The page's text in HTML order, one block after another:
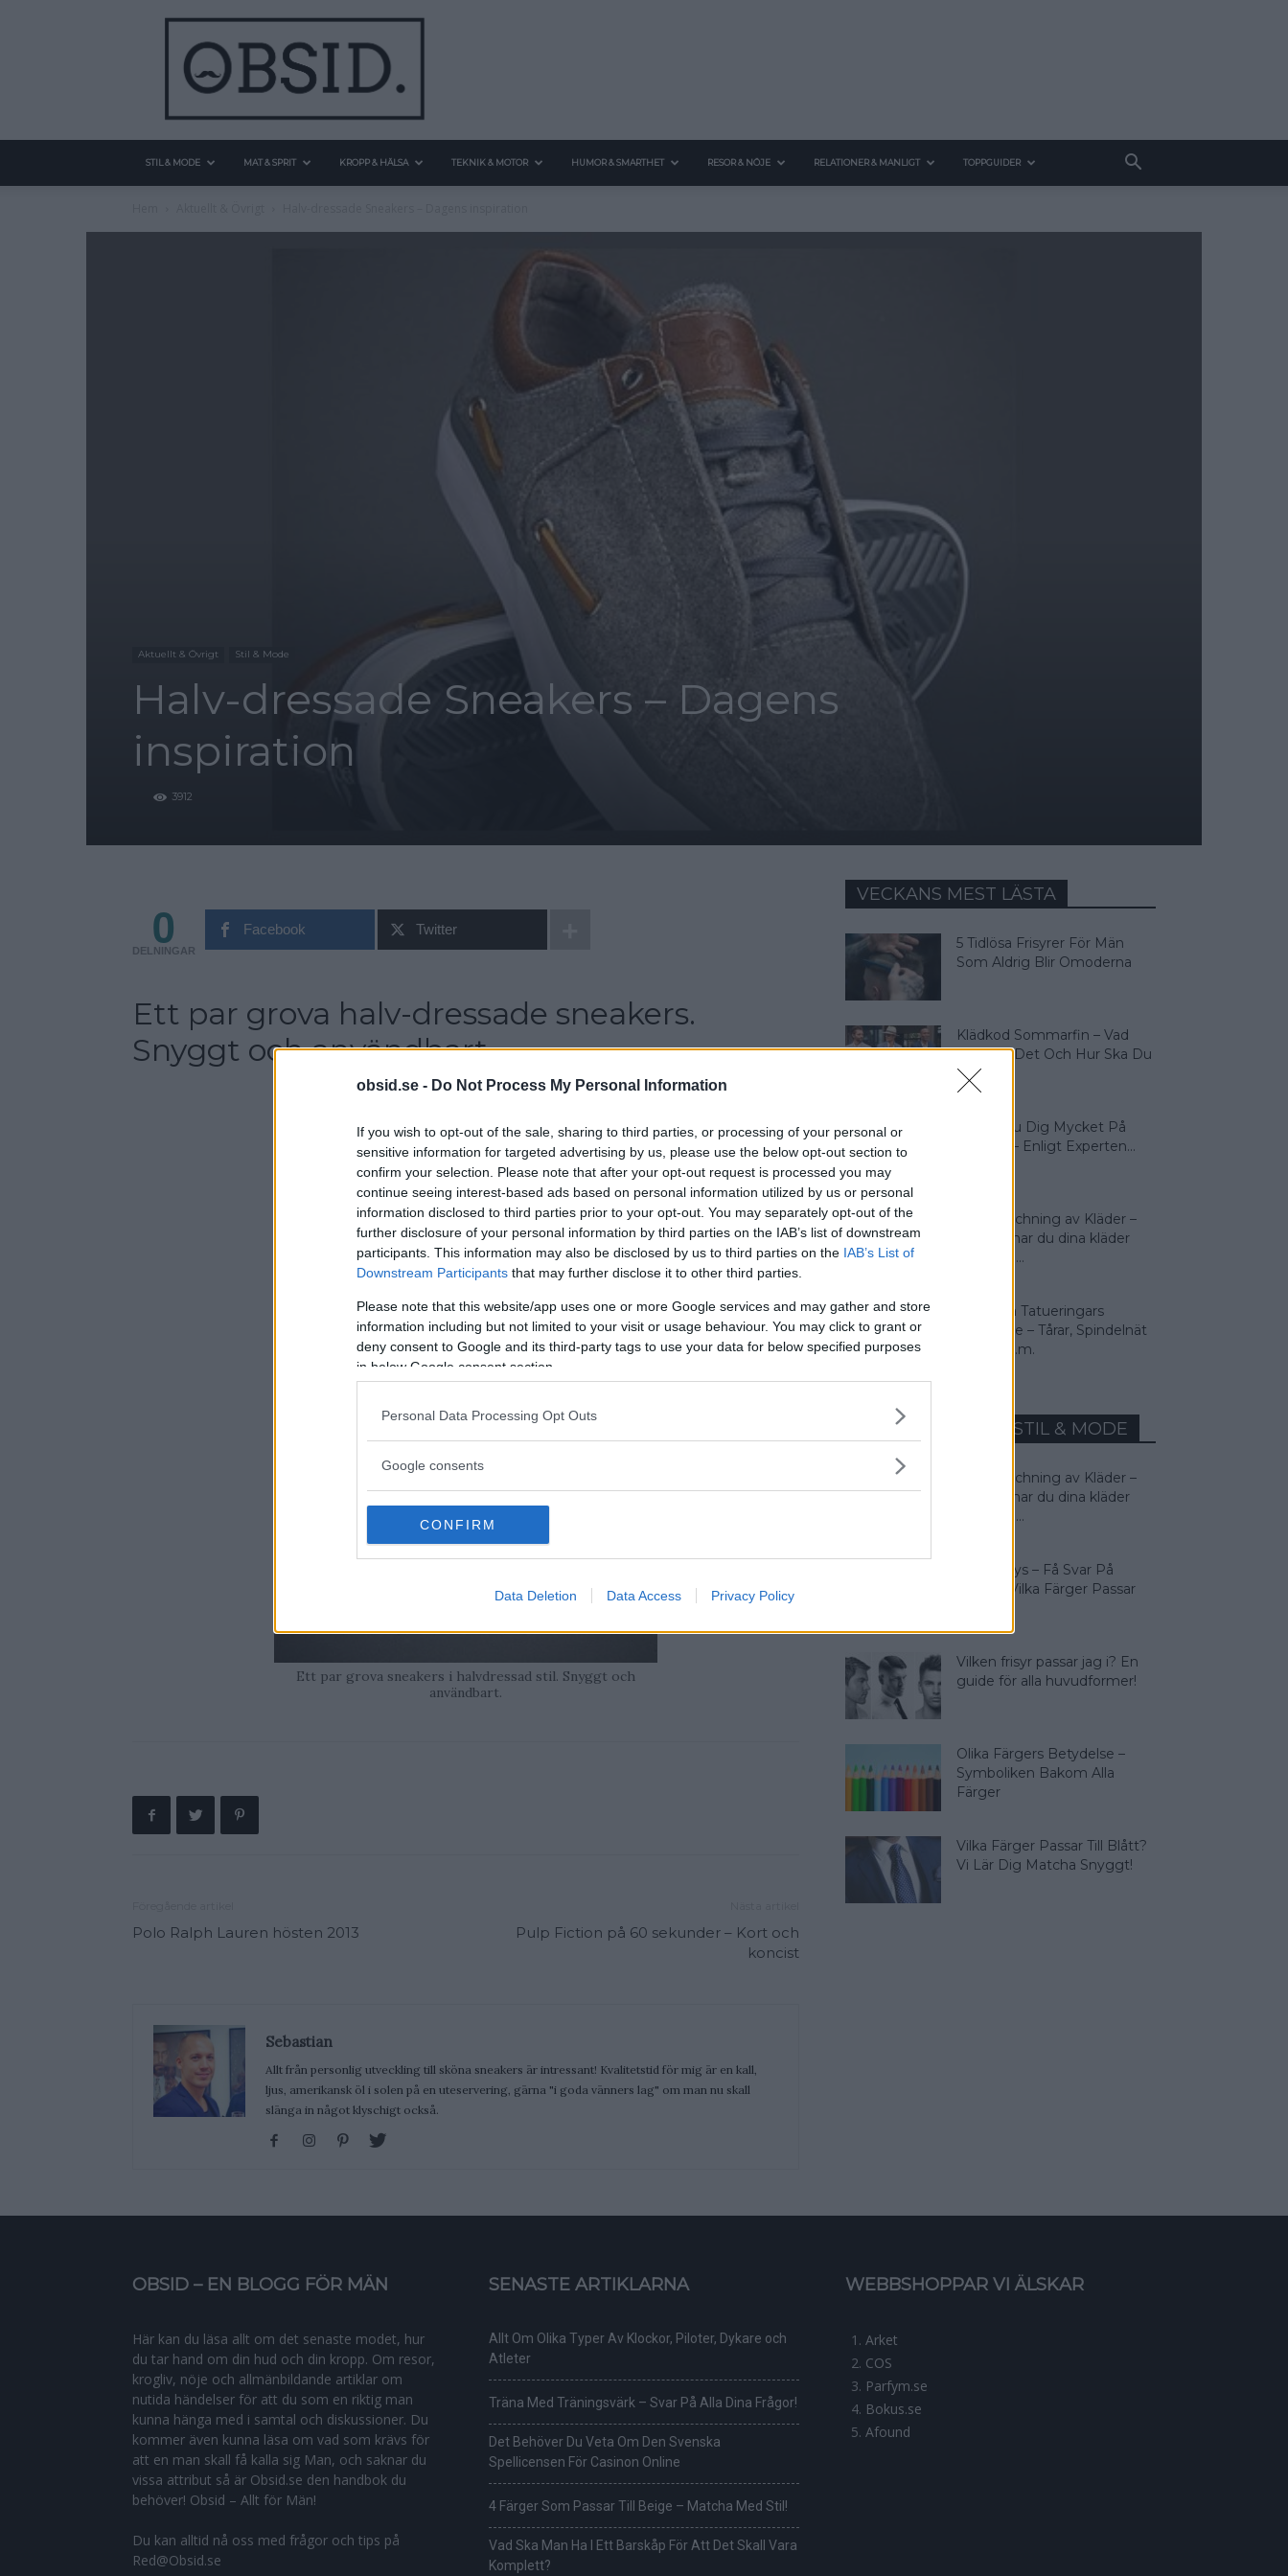
obsid.se - Do Not Process My Personal Information
If you wish to opt-out of the sale, sharing to third parties, or processing of your personal or
sensitive information for targeted advertising by us, please use the below opt-out section to
confirm your selection. Please note that after your opt-out request is processed you may
continue seeing interest-based ads based on personal information utilized by us or personal
information disclosed to third parties prior to your opt-out. You may separately opt-out of the
further disclosure of your personal information by third parties on the IAB’s list of downstream
participants. This information may also be disclosed by us to third parties on the IAB’s List of
Downstream Participants that may further disclose it to other third parties.
Please note that this website/app uses one or more Google services and may gather and store
information including but not limited to your visit or usage behaviour. You may click to grant or
deny consent to Google and its third-party tags to use your data for below specified purposes
in below Google consent section.
Personal Data Processing Opt Outs
Google consents
CONFIRM
Data Deletion Data Access Privacy Policy
STIL & MODE MAT & SPRIT KROPP & HÄLSA TEKNIK & MOTOR HUMOR & SMARTHET RESOR & NÖJE RELATIONER & MANLIGT TOPPGUIDER
Aktuellt & Övrigt Stil & Mode
Halv-dressade Sneakers – Dagens
inspiration
3912
0
DELNINGAR
Facebook Twitter
Ett par grova halv-dressade sneakers.
Snyggt och användbart.
Ett par grova sneakers i halvdressad stil. Snyggt och
användbart.
Polo Ralph Lauren hösten 2013
Pulp Fiction på 60 sekunder – Kort och
koncist
Sebastian
Allt från personlig utveckling till sköna sneakers är intressant! Kvalitetstid för mig är en kall,
ljus, amerikansk öl i solen på en uteservering, gärna "i goda vänners lag" om man nu skall
slänga in något klyschigt också.
VECKANS MEST LÄSTA
5 Tidlösa Frisyrer För Män
Som Aldrig Blir Omoderna
Klädkod Sommarfin – Vad
Betyder Det Och Hur Ska Du
Klä...
Så Lär Du Dig Mycket På
Kort Tid – Enligt Experten...
Färgmatchning av Kläder –
Så matchar du dina kläder
rätt! Man...
9 Vanliga Tatueringars
Betydelse – Tårar, Spindelnät
Svalor m.m.
MEST LÄST INOM STIL & MODE
Färgmatchning av Kläder –
Så matchar du dina kläder
rätt! Man...
Färganalys – Få Svar På
Frågan: Vilka Färger Passar
Vilken frisyr passar jag i? En
guide för alla huvudformer!
Olika Färgers Betydelse –
Symboliken Bakom Alla
Färger
Vilka Färger Passar Till Blått?
Vi Lär Dig Matcha Snyggt!
OBSID – EN BLOGG FÖR MÄN
Här kan du läsa allt om det senaste modet, hur
du tar hand om din hud och din kropp. Om resor,
krogliv, nöje och allmänbildande artiklar om
nutida händelser för att du som en riktig man
kunna hänga med i samtal och diskussioner. Du
kommer även kunna läsa om vad som krävs för
att en man skall få kalla sig Man, och saknar du
vissa attribut så är Obsid.se den handbok du
behöver! Obsid – Allt för Män!
Du kan alltid nå oss med frågor och tips på
Red@Obsid.se
SENASTE ARTIKLARNA
Allt Om Olika Typer Av Klockor, Piloter, Dykare och
Atleter
Träna Med Träningsvärk – Svar På Alla Dina Frågor!
Det Behöver Du Veta Om Den Svenska
Spellicensen För Casinon Online
4 Färger Som Passar Till Beige – Matcha Med Stil!
Vad Ska Man Ha I Ett Barskåp För Att Det Skall Vara
Komplett?
WEBBSHOPPAR VI ÄLSKAR
Arket
COS
Parfym.se
Bokus.se
Afound